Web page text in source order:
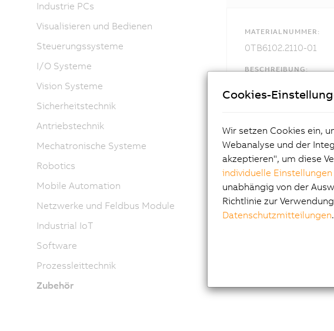
MATERIALNUMMER:
0TB6102.2110-01
BESCHREIBUNG:
Industrie PCs
Visualisieren und Bedienen
Steuerungssysteme
I/O Systeme
Vision Systeme
Sicherheitstechnik
Antriebstechnik
Mechatronische Systeme
Robotics
Mobile Automation
Netzwerke und Feldbus Module
Industrial IoT
Software
Prozessleittechnik
Zubehör
Cookies-
Wir setzen Cookies ein,
Webanalyse und der
akzeptieren", um diese
individuelle Einstellungen
unabhängig von der
Richtlinie zur
Datenschutzmitteilungen.